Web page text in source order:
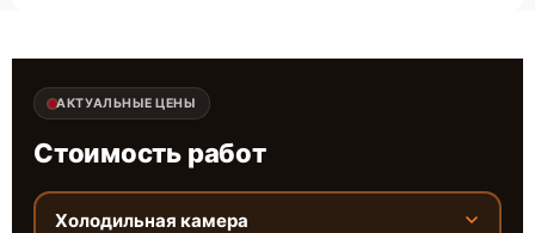
АКТУАЛЬНЫЕ ЦЕНЫ
Стоимость работ
Холодильная камера